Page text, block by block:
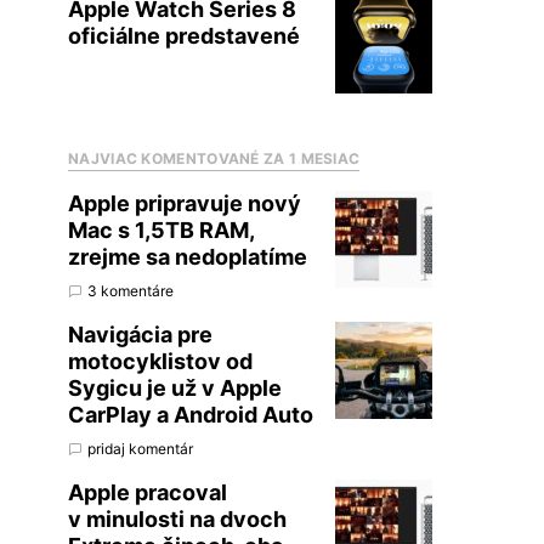
Apple Watch Series 8
oficiálne predstavené
NAJVIAC KOMENTOVANÉ ZA 1 MESIAC
Apple pripravuje nový
Mac s 1,5TB RAM,
zrejme sa nedoplatíme
3 komentáre
Navigácia pre
motocyklistov od
Sygicu je už v Apple
CarPlay a Android Auto
pridaj komentár
Apple pracoval
v minulosti na dvoch